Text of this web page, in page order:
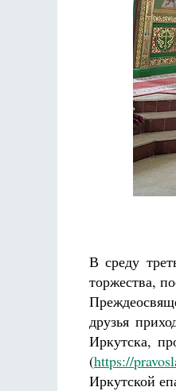
В среду
торжества,
друзья
Иркутска,
(https://
Иркутской